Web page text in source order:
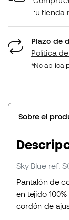
tu tienda
Plazo de
Política
*No aplica
Sobre el
Sky Blue ref.
Pantalón de
en tejido
cordón de